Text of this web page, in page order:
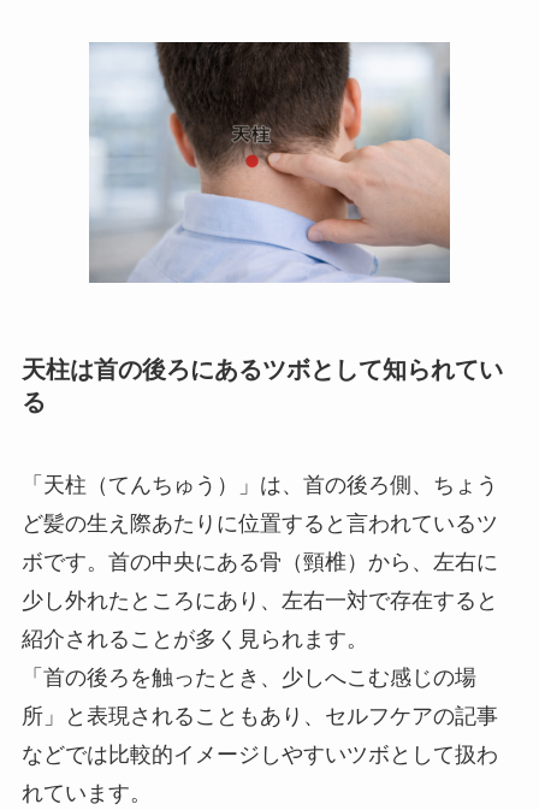
天柱は首の後ろにあるツボとして知られてい
る
「天柱（てんちゅう）」は、首の後ろ側、ちょう
ど髪の生え際あたりに位置すると言われているツ
ボです。首の中央にある骨（頸椎）から、左右に
少し外れたところにあり、左右一対で存在すると
紹介されることが多く見られます。
「首の後ろを触ったとき、少しへこむ感じの場
所」と表現されることもあり、セルフケアの記事
などでは比較的イメージしやすいツボとして扱わ
れています。